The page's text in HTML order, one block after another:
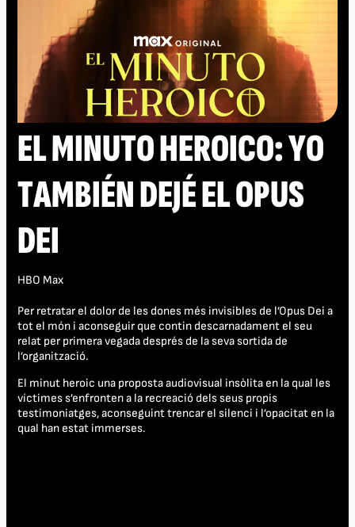
EL MINUTO HEROICO: YO
TAMBIÉN DEJÉ EL OPUS
DEI
HBO Max
Per retratar el dolor de les dones més invisibles de l’Opus Dei a
tot el món i aconseguir que contin descarnadament el seu
relat per primera vegada després de la seva sortida de
l’organització.
El minut heroic una proposta audiovisual insòlita en la qual les
víctimes s’enfronten a la recreació dels seus propis
testimoniatges, aconseguint trencar el silenci i l’opacitat en la
qual han estat immerses.